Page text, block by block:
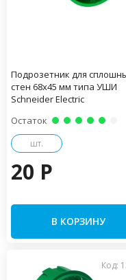
Подрозетник для
стен 68х45 мм типа УШИ
Schneider Electric
Остаток
шт.
20 P
В КОРЗИНУ
Код: